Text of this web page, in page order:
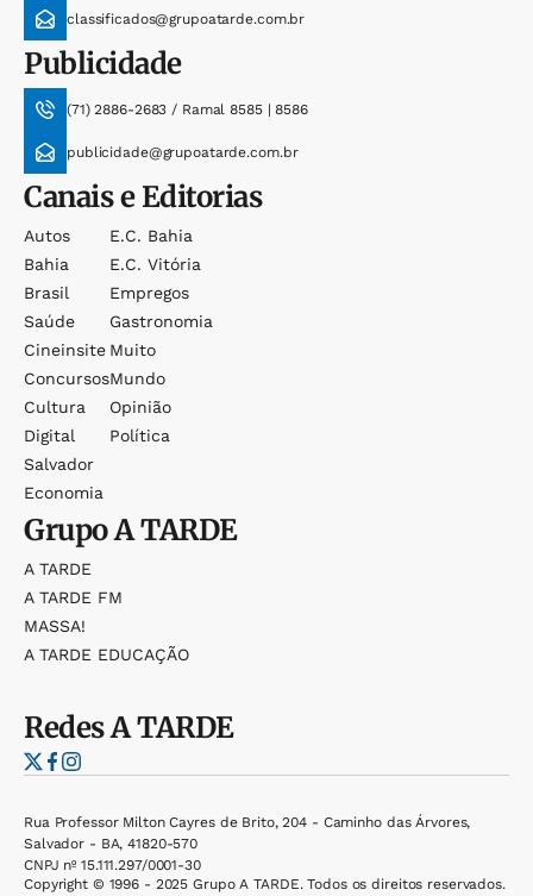
classificados@grupoatarde.com.br
Publicidade
(71) 2886-2683 / Ramal 8585 | 8586
publicidade@grupoatarde.com.br
Canais e Editorias
Autos
Bahia
Brasil
Saúde
Cineinsite
Concursos
Cultura
Digital
Salvador
Economia
E.c. Bahia
E.c. Vitória
Empregos
Gastronomia
Muito
Mundo
Opinião
Política
GrupoA TARDE
A TARDE
A TARDE FM
MASSA!
A TARDE EDUCAÇÃO
RedesA TARDE
Rua Professor Milton Cayres de Brito, 204 - Caminho das Árvores,
Salvador - BA, 41820-570
CNPJ nº 15.111.297/0001-30
Copyright © 1996 - 2025 Grupo A TARDE. Todos os direitos reservados.